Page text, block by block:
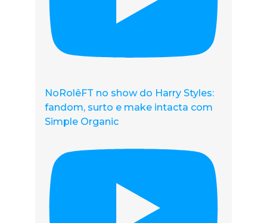
NoRolêFT no show do Harry Styles:
fandom, surto e make intacta com
Simple Organic